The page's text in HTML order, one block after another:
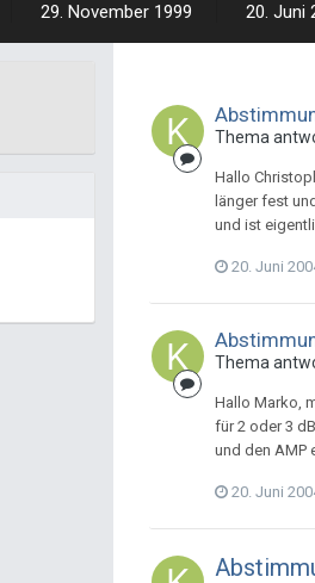
29. November 1999 20. Juni
Thema
Hallo
länger fest
und ist
20. Juni
Thema
Hallo Marko,
für 2 oder 3
und den AMP
20. Juni